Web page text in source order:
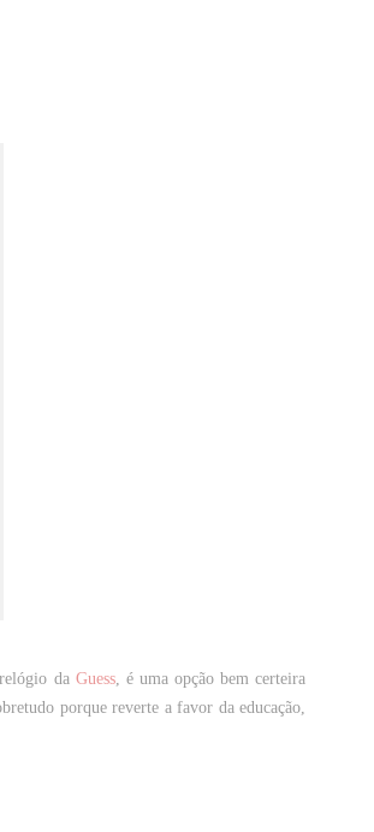
da Guess, é uma opção bem certeira
porque reverte a favor da educação,